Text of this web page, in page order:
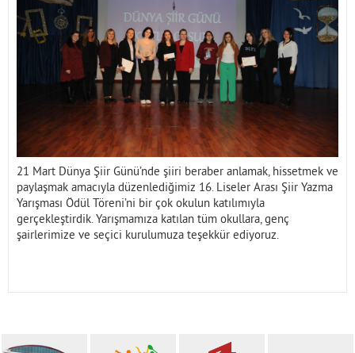
İletişim
21 Mart Dünya Şiir Günü’nde şiiri beraber anlamak, hissetmek ve
paylaşmak amacıyla düzenlediğimiz 16. Liseler Arası Şiir Yazma
Yarışması Ödül Töreni’ni bir çok okulun katılımıyla
gerçekleştirdik. Yarışmamıza katılan tüm okullara, genç
şairlerimize ve seçici kurulumuza teşekkür ediyoruz.